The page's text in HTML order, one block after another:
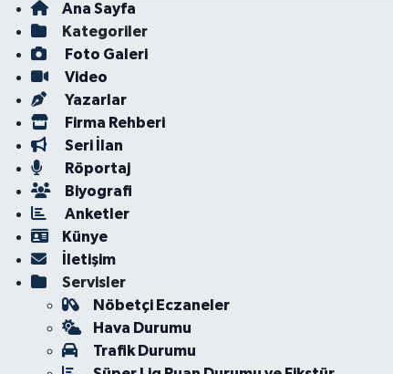
Ana Sayfa
Kategoriler
Foto Galeri
Video
Yazarlar
Firma Rehberi
Seri İlan
Röportaj
Biyografi
Anketler
Künye
İletişim
Servisler
Nöbetçi Eczaneler
Hava Durumu
Trafik Durumu